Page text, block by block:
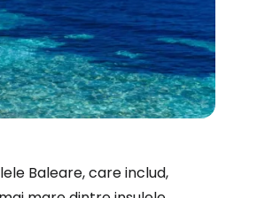
Baleare, care includ,